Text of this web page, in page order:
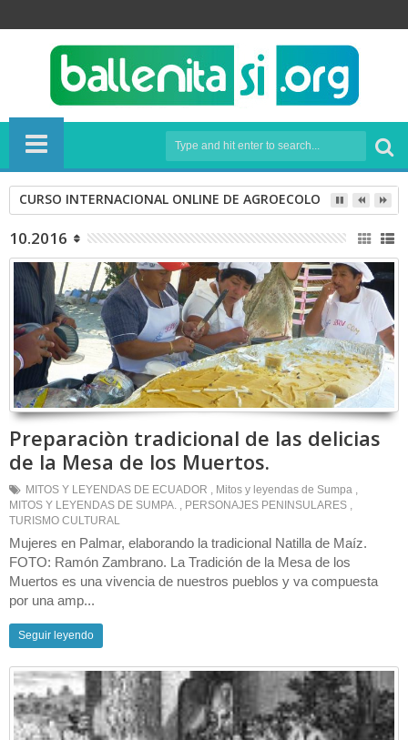
CURSO INTERNACIONAL ONLINE DE AGROECOLOGÍA
10.2016
Preparaciòn tradicional de las delicias
de la Mesa de los Muertos.
MITOS Y LEYENDAS DE ECUADOR , Mitos y leyendas de Sumpa ,
MITOS Y LEYENDAS DE SUMPA. , PERSONAJES PENINSULARES ,
TURISMO CULTURAL
Mujeres en Palmar, elaborando la tradicional Natilla de Maíz.
FOTO: Ramón Zambrano. La Tradición de la Mesa de los
Muertos es una vivencia de nuestros pueblos y va compuesta
por una amp...
Seguir leyendo